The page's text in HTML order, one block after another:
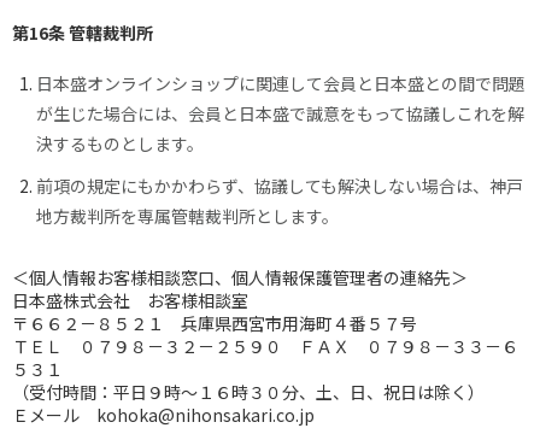
第16条 管轄裁判所
日本盛オンラインショップに関連して会員と日本盛との間で問題
が生じた場合には、会員と日本盛で誠意をもって協議しこれを解
決するものとします。
前項の規定にもかかわらず、協議しても解決しない場合は、神戸
地方裁判所を専属管轄裁判所とします。
＜個人情報お客様相談窓口、個人情報保護管理者の連絡先＞
日本盛株式会社 お客様相談室
〒６６２－８５２１ 兵庫県西宮市用海町４番５７号
ＴＥＬ ０７９８－３２－２５９０ ＦＡＸ ０７９８－３３－６
５３１
（受付時間：平日９時～１６時３０分、土、日、祝日は除く）
Ｅメール kohoka@nihonsakari.co.jp